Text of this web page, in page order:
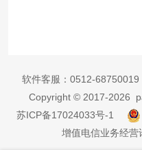
软件客服： 0512-68750019
Copyright © 2017-2026
苏ICP备17024033号-1
增值电信业务经